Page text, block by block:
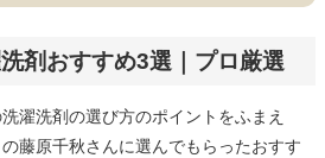
剤おすすめ3選｜プロ厳選
濯洗剤の選び方のポイントをふまえ
藤原千秋さんに選んでもらったおすす